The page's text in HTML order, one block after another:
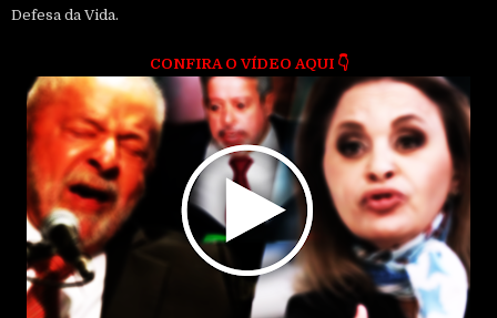
Defesa da Vida.
CONFIRA O VÍDEO AQUI 👇